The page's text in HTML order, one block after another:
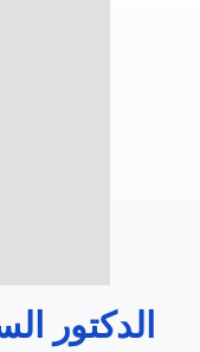
الدکتور